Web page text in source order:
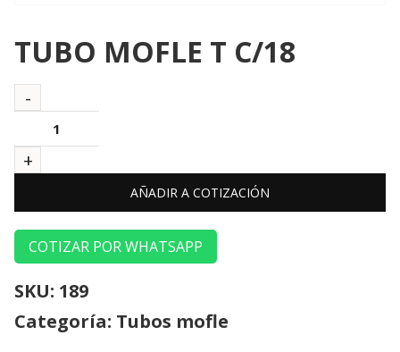
TUBO MOFLE T C/18
AÑADIR A COTIZACIÓN
COTIZAR POR WHATSAPP
SKU: 189
Categoría: Tubos mofle